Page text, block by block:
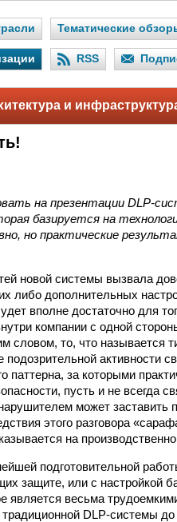
Тематические
RSS
и
на презентации DLP-
базируется на
но практические
новой системы вызвала
либо дополнительных
вполне достаточно для
компании с одной
словом, то, что называется
активности
паттерна, за которыми
пусть и не всегда
может заставить
этого разговора
на
подготовительной
защите, или с настройкой
весьма
DLP-системы до